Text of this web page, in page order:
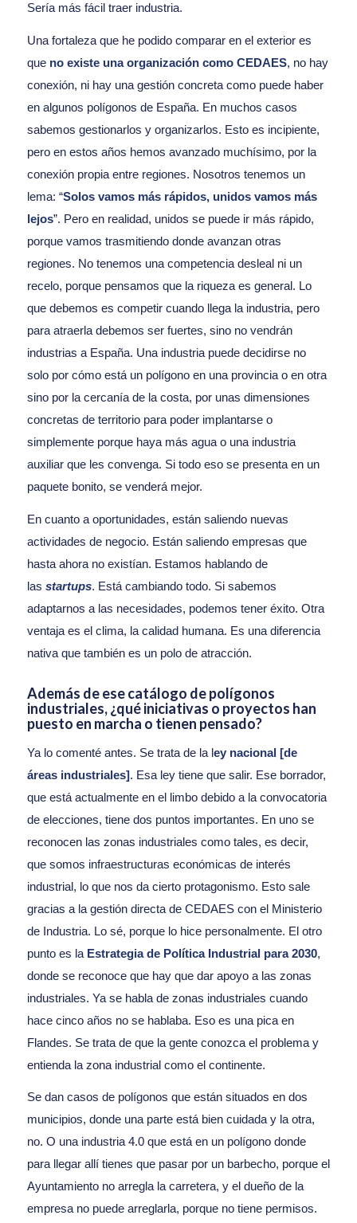
Sería más fácil traer industria.
Una fortaleza que he podido comparar en el exterior es
que no existe una organización como CEDAES, no hay
conexión, ni hay una gestión concreta como puede haber
en algunos polígonos de España. En muchos casos
sabemos gestionarlos y organizarlos. Esto es incipiente,
pero en estos años hemos avanzado muchísimo, por la
conexión propia entre regiones. Nosotros tenemos un
lema: “Solos vamos más rápidos, unidos vamos más
lejos”. Pero en realidad, unidos se puede ir más rápido,
porque vamos trasmitiendo donde avanzan otras
regiones. No tenemos una competencia desleal ni un
recelo, porque pensamos que la riqueza es general. Lo
que debemos es competir cuando llega la industria, pero
para atraerla debemos ser fuertes, sino no vendrán
industrias a España. Una industria puede decidirse no
solo por cómo está un polígono en una provincia o en otra
sino por la cercanía de la costa, por unas dimensiones
concretas de territorio para poder implantarse o
simplemente porque haya más agua o una industria
auxiliar que les convenga. Si todo eso se presenta en un
paquete bonito, se venderá mejor.
En cuanto a oportunidades, están saliendo nuevas
actividades de negocio. Están saliendo empresas que
hasta ahora no existían. Estamos hablando de
las startups. Está cambiando todo. Si sabemos
adaptarnos a las necesidades, podemos tener éxito. Otra
ventaja es el clima, la calidad humana. Es una diferencia
nativa que también es un polo de atracción.
Además de ese catálogo de polígonos
industriales, ¿qué iniciativas o proyectos han
puesto en marcha o tienen pensado?
Ya lo comenté antes. Se trata de la ley nacional [de
áreas industriales]. Esa ley tiene que salir. Ese borrador,
que está actualmente en el limbo debido a la convocatoria
de elecciones, tiene dos puntos importantes. En uno se
reconocen las zonas industriales como tales, es decir,
que somos infraestructuras económicas de interés
industrial, lo que nos da cierto protagonismo. Esto sale
gracias a la gestión directa de CEDAES con el Ministerio
de Industria. Lo sé, porque lo hice personalmente. El otro
punto es la Estrategia de Política Industrial para 2030,
donde se reconoce que hay que dar apoyo a las zonas
industriales. Ya se habla de zonas industriales cuando
hace cinco años no se hablaba. Eso es una pica en
Flandes. Se trata de que la gente conozca el problema y
entienda la zona industrial como el continente.
Se dan casos de polígonos que están situados en dos
municipios, donde una parte está bien cuidada y la otra,
no. O una industria 4.0 que está en un polígono donde
para llegar allí tienes que pasar por un barbecho, porque el
Ayuntamiento no arregla la carretera, y el dueño de la
empresa no puede arreglarla, porque no tiene permisos.